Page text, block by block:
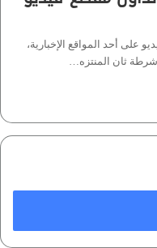
على أحد المواقع الإخبارية،
ثان المنتزه…